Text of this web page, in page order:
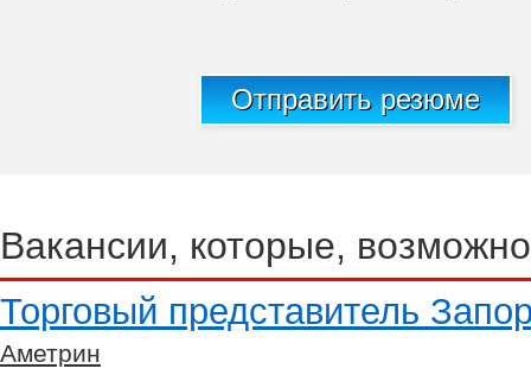
Отправить резюме
Вакансии, которые,
Торговый представитель
Аметрин